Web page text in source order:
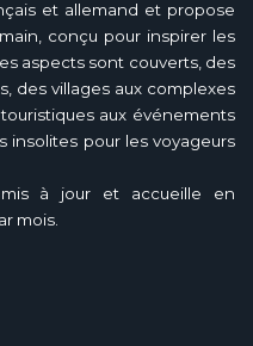
et allemand et propose
conçu pour inspirer les
aspects sont couverts, des
des villages aux complexes
aux événements
insolites pour les voyageurs
à jour et accueille en
mois.